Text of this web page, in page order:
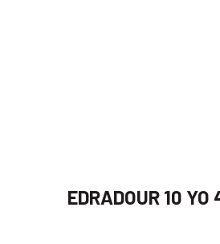
EDRADOUR 10